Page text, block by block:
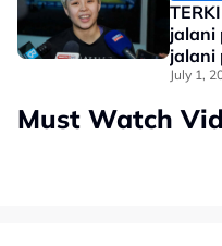
jalani
jalani
July 1,
Must Watch